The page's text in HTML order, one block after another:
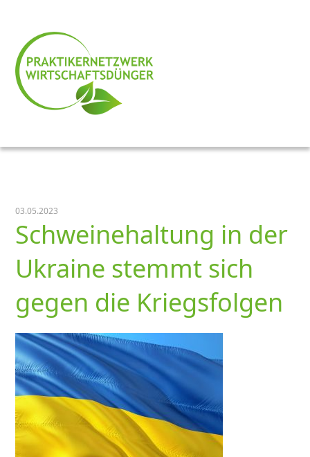
03.05.2023
Schweinehaltung in der
Ukraine stemmt sich
gegen die Kriegsfolgen